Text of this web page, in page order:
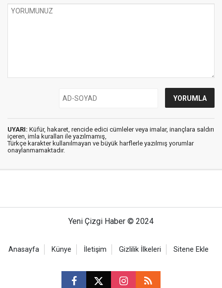
UYARI: Küfür, hakaret, rencide edici cümleler veya imalar, inançlara saldırı
içeren, imla kuralları ile yazılmamış,
Türkçe karakter kullanılmayan ve büyük harflerle yazılmış yorumlar
onaylanmamaktadır.
Yeni Çizgi Haber © 2024
Anasayfa Künye İletişim Gizlilik İlkeleri Sitene Ekle